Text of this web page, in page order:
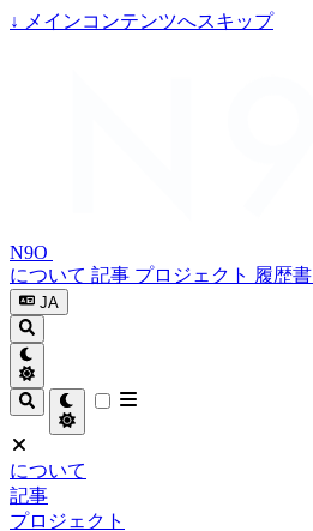
↓ メインコンテンツへスキップ
N9O
について 記事 プロジェクト 履歴書
JA
について
記事
プロジェクト